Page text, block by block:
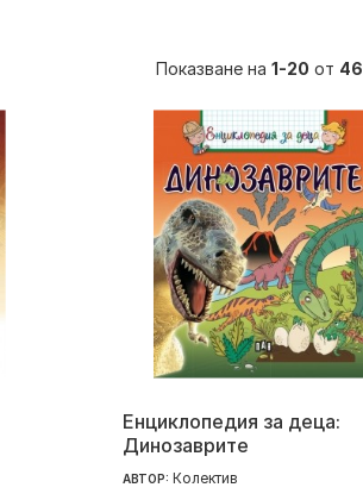
Показване на 1-20 от 46
Енциклопедия за деца:
Динозаврите
АВТОР: Колектив